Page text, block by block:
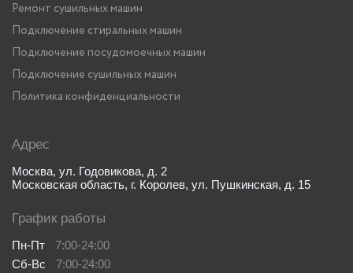
Ремонт сушильных машин
Подключение стиральных машин
Подключение посудомоечных машин
Подключение сушильных машин
Политика конфиденциальности
Адрес
Москва, ул. Годовикова, д. 2
Московская область, г. Королев, ул. Пушкинская, д. 15
График работы
Пн-Пт
7:00-24:00
Сб-Вс
7:00-24:00